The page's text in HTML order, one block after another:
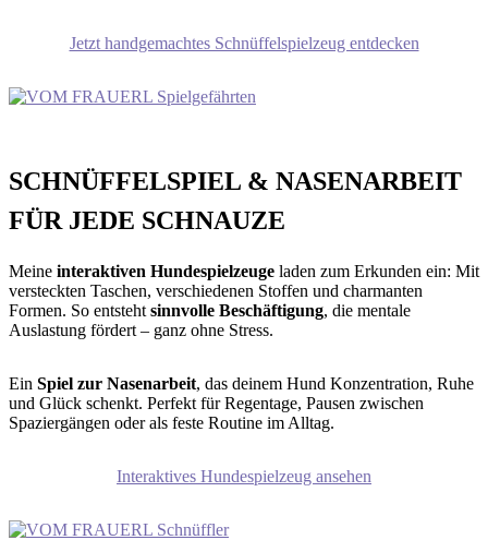
Jetzt handgemachtes Schnüffelspielzeug entdecken
SCHNÜFFELSPIEL & NASENARBEIT
FÜR JEDE SCHNAUZE
Meine interaktiven Hundespielzeuge laden zum Erkunden ein: Mit
versteckten Taschen, verschiedenen Stoffen und charmanten
Formen. So entsteht sinnvolle Beschäftigung, die mentale
Auslastung fördert – ganz ohne Stress.
Ein Spiel zur Nasenarbeit, das deinem Hund Konzentration, Ruhe
und Glück schenkt. Perfekt für Regentage, Pausen zwischen
Spaziergängen oder als feste Routine im Alltag.
Interaktives Hundespielzeug ansehen